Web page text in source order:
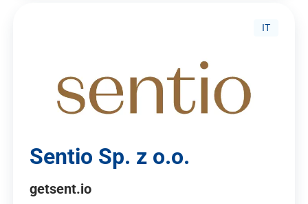
IT
Sentio Sp. z o.o.
getsent.io